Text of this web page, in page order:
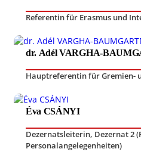
Referentin für Erasmus und
dr. Adél VARGHA-
Hauptreferentin für Gremien-
Éva CSÁNYI
Dezernatsleiterin, Dezernat 2
Personalangelegenheiten)